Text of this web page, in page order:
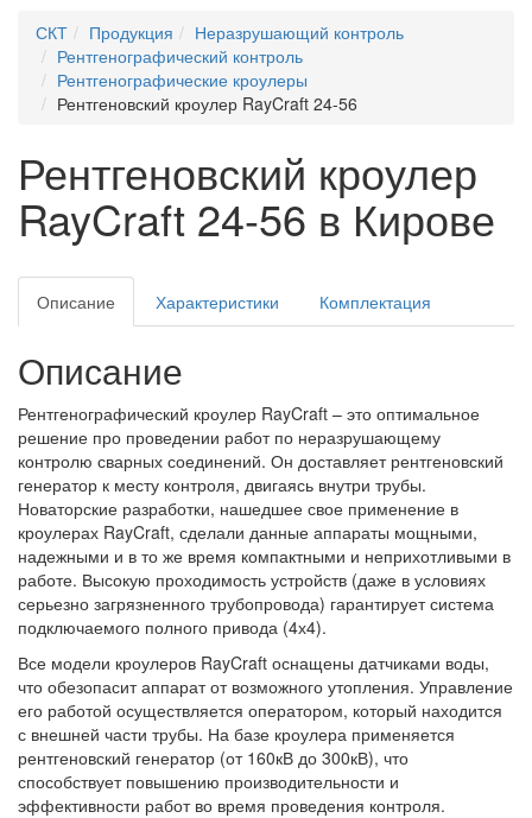
СКТ
Продукция
Неразрушающий контроль
Рентгенографический контроль
Рентгенографические кроулеры
Рентгеновский кроулер RayCraft 24-56
Рентгеновский кроулер
RayCraft 24-56 в Кирове
Описание Характеристики Комплектация
Описание
Рентгенографический кроулер RayCraft – это оптимальное
решение про проведении работ по неразрушающему
контролю сварных соединений. Он доставляет рентгеновский
генератор к месту контроля, двигаясь внутри трубы.
Новаторские разработки, нашедшее свое применение в
кроулерах RayCraft, сделали данные аппараты мощными,
надежными и в то же время компактными и неприхотливыми в
работе. Высокую проходимость устройств (даже в условиях
серьезно загрязненного трубопровода) гарантирует система
подключаемого полного привода (4х4).
Все модели кроулеров RayCraft оснащены датчиками воды,
что обезопасит аппарат от возможного утопления. Управление
его работой осуществляется оператором, который находится
с внешней части трубы. На базе кроулера применяется
рентгеновский генератор (от 160кВ до 300кВ), что
способствует повышению производительности и
эффективности работ во время проведения контроля.